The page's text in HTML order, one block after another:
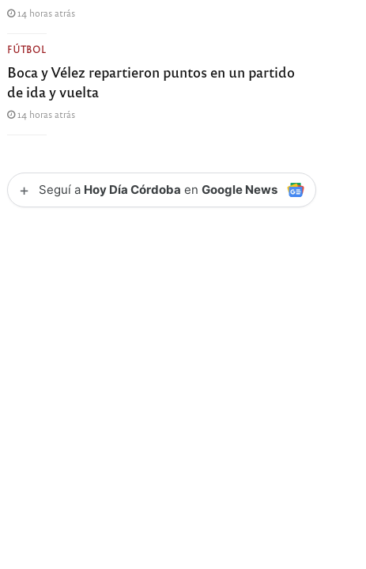
14 horas atrás
FÚTBOL
Boca y Vélez repartieron puntos en un partido
de ida y vuelta
14 horas atrás
+ Seguí a Hoy Día Córdoba enGoogle News